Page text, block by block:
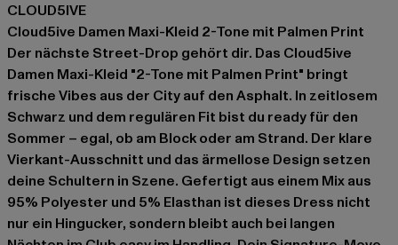
CLOUD5IVE
Cloud5ive Damen Maxi-Kleid 2-Tone mit Palmen Print
Der nächste Street-Drop gehört dir. Das Cloud5ive
Damen Maxi-Kleid "2-Tone mit Palmen Print" bringt
frische Vibes aus der City auf den Asphalt. In zeitlosem
Schwarz und dem regulären Fit bist du ready für den
Sommer – egal, ob am Block oder am Strand. Der klare
Vierkant-Ausschnitt und das ärmellose Design setzen
deine Schultern in Szene. Gefertigt aus einem Mix aus
95% Polyester und 5% Elasthan ist dieses Dress nicht
nur ein Hingucker, sondern bleibt auch bei langen